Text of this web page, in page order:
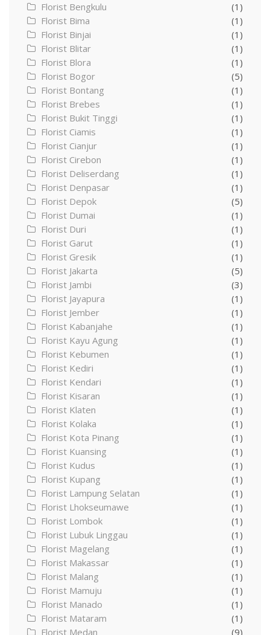
Florist Bengkulu
(1)
Florist Bima
(1)
Florist Binjai
(1)
Florist Blitar
(1)
Florist Blora
(1)
Florist Bogor
(5)
Florist Bontang
(1)
Florist Brebes
(1)
Florist Bukit Tinggi
(1)
Florist Ciamis
(1)
Florist Cianjur
(1)
Florist Cirebon
(1)
Florist Deliserdang
(1)
Florist Denpasar
(1)
Florist Depok
(5)
Florist Dumai
(1)
Florist Duri
(1)
Florist Garut
(1)
Florist Gresik
(1)
Florist Jakarta
(5)
Florist Jambi
(3)
Florist Jayapura
(1)
Florist Jember
(1)
Florist Kabanjahe
(1)
Florist Kayu Agung
(1)
Florist Kebumen
(1)
Florist Kediri
(1)
Florist Kendari
(1)
Florist Kisaran
(1)
Florist Klaten
(1)
Florist Kolaka
(1)
Florist Kota Pinang
(1)
Florist Kuansing
(1)
Florist Kudus
(1)
Florist Kupang
(1)
Florist Lampung Selatan
(1)
Florist Lhokseumawe
(1)
Florist Lombok
(1)
Florist Lubuk Linggau
(1)
Florist Magelang
(1)
Florist Makassar
(1)
Florist Malang
(1)
Florist Mamuju
(1)
Florist Manado
(1)
Florist Mataram
(1)
Florist Medan
(9)